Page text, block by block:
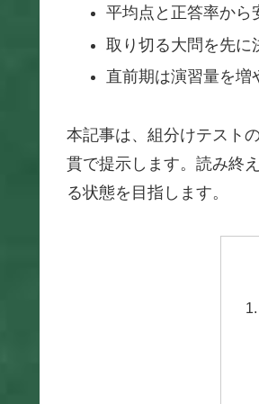
平均点と正答率から
取り切る大問を先に
直前期は演習量を増
本記事は、組分けテスト
貫で提示します。読み終
る状態を目指します。